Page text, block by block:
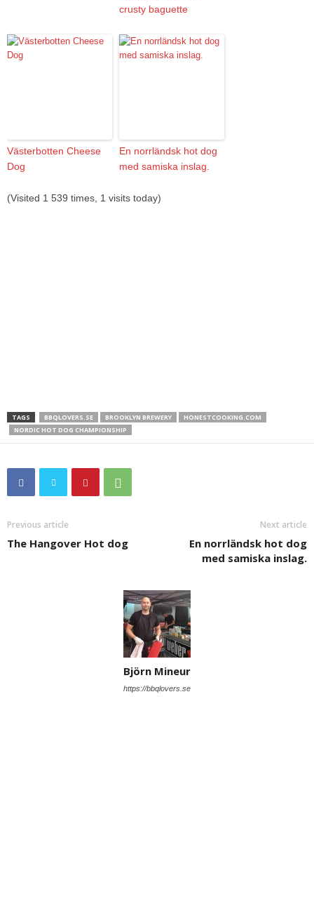
crusty baguette
Västerbotten Cheese
Dog
En norrländsk hot dog
med samiska inslag.
(Visited 1 539 times, 1 visits today)
TAGS BBQLOVERS.SE BROOKLYN BREWERY
HONESTCOOKING.COM
NORDIC HOT DOG CHAMPIONSHIP
Previous article
The Hangover Hot dog
Next article
En norrländsk hot dog
med samiska inslag.
Björn Mineur
https://bbqlovers.se